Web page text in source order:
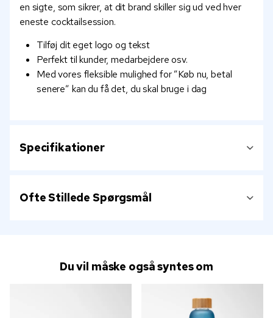
en sigte, som sikrer, at dit brand skiller sig ud ved hver
eneste cocktailsession.
Tilføj dit eget logo og tekst
Perfekt til kunder, medarbejdere osv.
Med vores fleksible mulighed for ”Køb nu, betal
senere” kan du få det, du skal bruge i dag
Specifikationer
Ofte Stillede Spørgsmål
Du vil måske også syntes om